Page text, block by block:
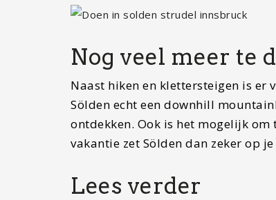
Nog veel meer te
Naast hiken en klettersteigen is er
Sölden echt een downhill
ontdekken. Ook is het mogelijk
vakantie zet Sölden dan zeker op
Lees verder